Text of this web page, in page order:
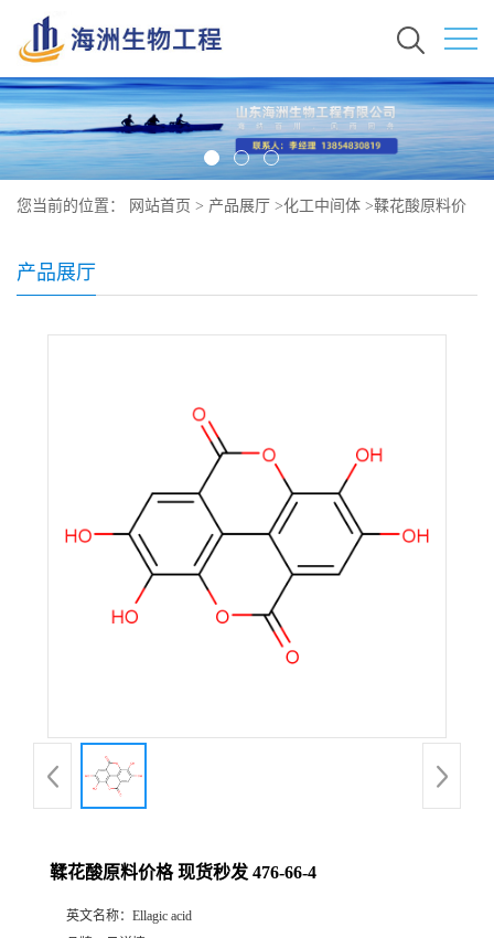
您当前的位置： 网站首页 > 产品展厅 >化工中间体 >鞣花酸原料价
产品展厅
鞣花酸原料价格 现货秒发 476-66-4
英文名称： Ellagic acid